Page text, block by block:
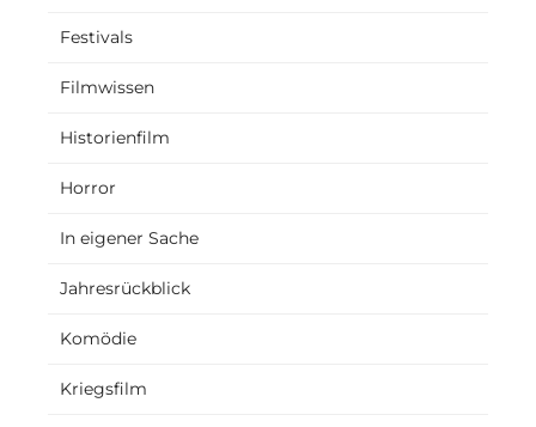
Festivals
Filmwissen
Historienfilm
Horror
In eigener Sache
Jahresrückblick
Komödie
Kriegsfilm